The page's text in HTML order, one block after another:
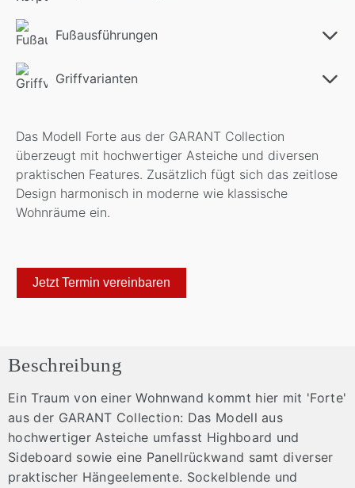
Fußausführungen
Griffvarianten
Das Modell Forte aus der GARANT Collection
überzeugt mit hochwertiger Asteiche und diversen
praktischen Features. Zusätzlich fügt sich das zeitlose
Design harmonisch in moderne wie klassische
Wohnräume ein.
Jetzt Termin vereinbaren
Beschreibung
Ein Traum von einer Wohnwand kommt hier mit 'Forte'
aus der GARANT Collection: Das Modell aus
hochwertiger Asteiche umfasst Highboard und
Sideboard sowie eine Panellrückwand samt diverser
praktischer Hängeelemente. Sockelblende und